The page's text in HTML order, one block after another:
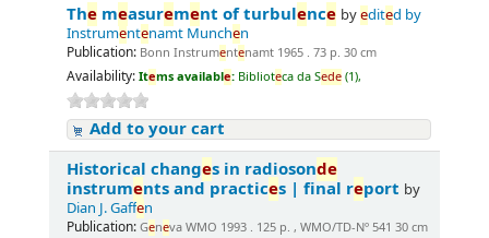
The measurement of turbulence byedited by
Instrumentenamt Munchen
Publication: Bonn Instrumentenamt 1965 . 73 p. 30 cm
Availability: Items available: Biblioteca da Sede (1),
Add to your cart
Historical changes in radiosonde
instruments and practices | final report by
Dian J. Gaffen
Publication: Geneva WMO 1993 . 125 p. , WMO/TD-Nº 541 30 cm